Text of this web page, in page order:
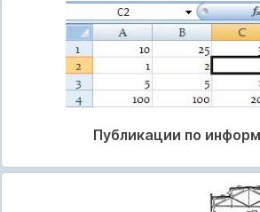
Публикации по